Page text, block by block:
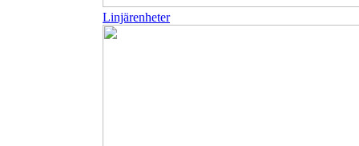
Linjärenheter